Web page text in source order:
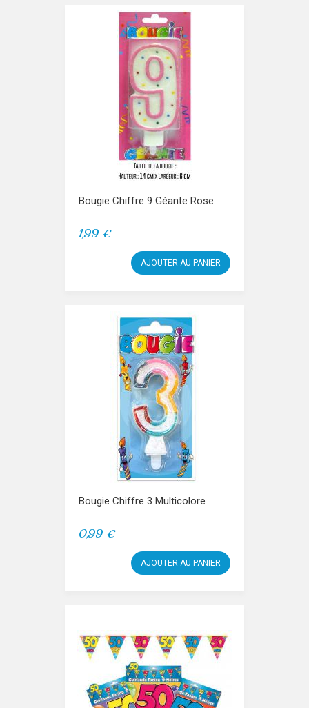
Bougie Chiffre 9 Géante Rose
1,99 €
AJOUTER AU PANIER
Bougie Chiffre 3 Multicolore
0,99 €
AJOUTER AU PANIER